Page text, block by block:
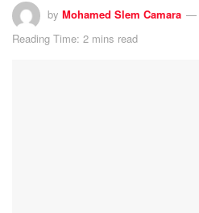
by Mohamed Slem Camara
Reading Time: 2 mins read